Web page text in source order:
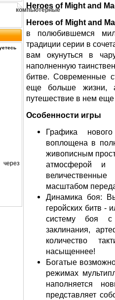
компьютерные
Heroes of Might and
Hеroes of Might and
в полюбившемся
традиции серии в
вам окунуться в
наполненную
битве. Современные
еще больше жизни,
путешествие в нем
Особенности игры
Графика
воплощена в
живописным
атмосферой и
масштабом
Динамика боя:
геройских битв -
систему боя с
заклинания,
количество
насыщеннее!
Богатые
режимах
наполняется
представляет